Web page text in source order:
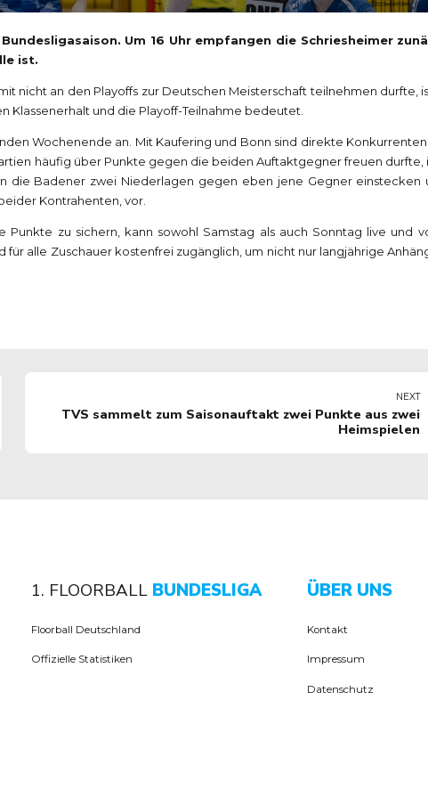
Um 16 Uhr empfangen die Schriesheimer
ist.
nicht an den Playoffs zur Deutschen Meisterschaft teilnehmen durfte,
Klassenerhalt und die Playoff-Teilnahme bedeutet.
Wochenende an. Mit Kaufering und Bonn sind direkte
häufig über Punkte gegen die beiden Auftaktgegner freuen durfte,
die Badener zwei Niederlagen gegen eben jene Gegner einstecken
Kontrahenten, vor.
zu sichern, kann sowohl Samstag als auch Sonntag live und
alle Zuschauer kostenfrei zugänglich, um nicht nur langjährige
NEXT
TVS sammelt zum Saisonauftakt zwei Punkte aus zwei
Heimspielen
1. FLOORBALL BUNDESLIGA
Floorball Deutschland
Offizielle Statistiken
ÜBER UNS
Kontakt
Impressum
Datenschutz